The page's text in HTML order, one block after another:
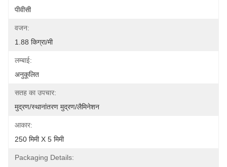
पीवीसी
वजन:
1.88 किग्रा/मी
लम्बाई:
अनुकूलित
सतह का उपचार:
मुद्रण/स्थानांतरण मुद्रण/लैमिनेशन
आकार:
250 मिमी X 5 मिमी
Packaging Details: